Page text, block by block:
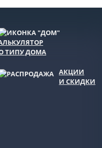
ТИПУ ДОМА
АКЦИИ
И СКИДКИ